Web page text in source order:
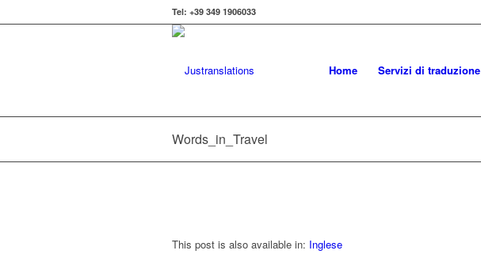
Tel: +39 349 1906033
Home Servizi di traduzione
Words_in_Travel
This post is also available in: Inglese